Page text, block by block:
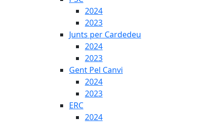
2024
2023
Junts per Cardedeu
2024
2023
Gent Pel Canvi
2024
2023
ERC
2024